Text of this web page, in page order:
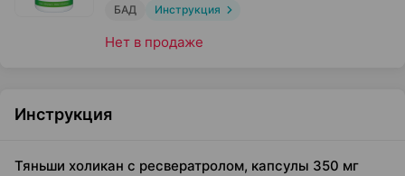
БАД Инструкция
Нет в продаже
Инструкция
Тяньши холикан с ресвератролом, капсулы 350 мг